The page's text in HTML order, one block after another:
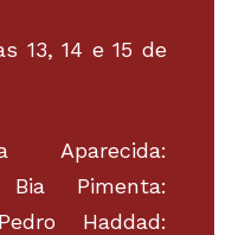
13, 14 e 15 de
Aparecida:
Bia Pimenta:
Haddad: